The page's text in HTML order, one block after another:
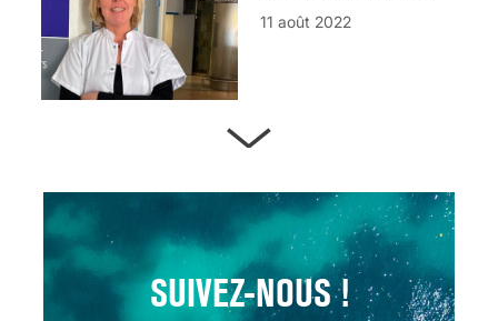
SUIVEZ-NOUS !
11 août 2022
13 août 2024